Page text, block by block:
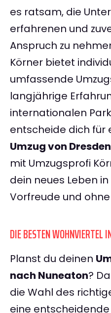
es ratsam, die
erfahrenen und
Anspruch zu
Körner bietet
umfassende
langjährige
internationalen
entscheide dich für
Umzug von
mit Umzugsprofi
dein neues Leben
Vorfreude und
DIE BESTEN WOHNVIERTEL
Planst du deinen
nach Nuneaton?
die Wahl des
eine entscheidende